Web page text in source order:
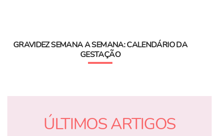
GRAVIDEZ SEMANA A SEMANA: CALENDÁRIO DA
GESTAÇÃO
ÚLTIMOS ARTIGOS